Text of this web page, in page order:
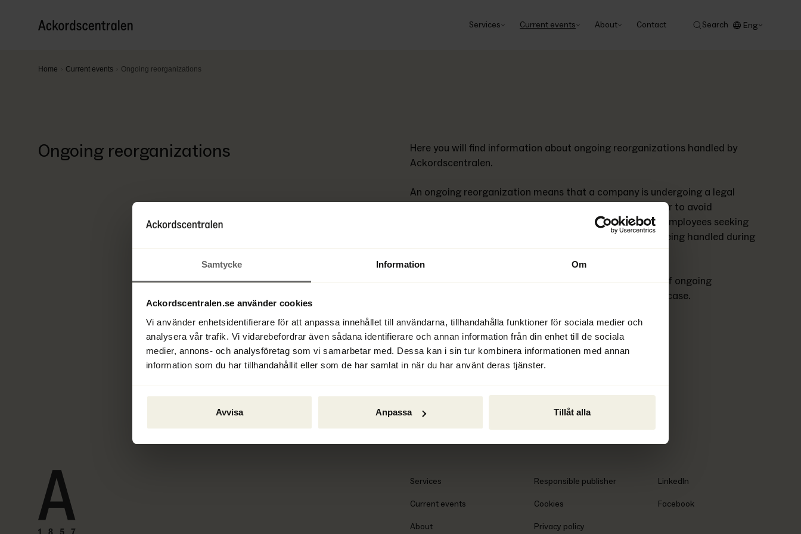
Samtycke Information Om
Ackordscentralen.se använder cookies
Vi använder enhetsidentifierare för att anpassa innehållet till användarna, tillhandahålla funktioner för sociala medier och
analysera vår trafik. Vi vidarebefordrar även sådana identifierare och annan information från din enhet till de sociala
medier, annons- och analysföretag som vi samarbetar med. Dessa kan i sin tur kombinera informationen med annan
information som du har tillhandahållit eller som de har samlat in när du har använt deras tjänster.
Avvisa Anpassa Tillåt alla
Services Current events About Contact Search Eng
Home Current events Ongoing reorganizations
Ongoing reorganizations
Here you will find information about ongoing reorganizations handled by
Ackordscentralen.
An ongoing reorganization means that a company is undergoing a legal
process to restructure its finances and operations in order to avoid
bankruptcy. This section is specifically for creditors and employees seeking
information about the status and how their claims are being handled during
the reorganization.
We regularly update the list to provide a good overview of ongoing
reorganizations and what is currently happening in each case.
Services
Current events
About
Responsible publisher
Cookies
Privacy policy
LinkedIn
Facebook